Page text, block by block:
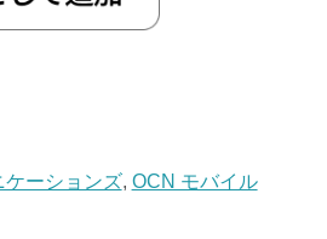
ケーションズ, OCN モバイル